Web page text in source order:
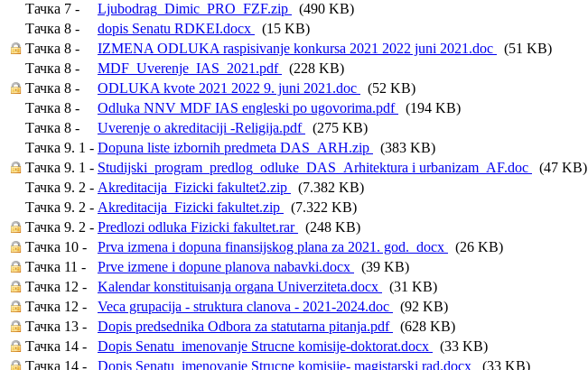
Тачка 7 -
Ljubodrag_Dimic_PRO_FZF.zip
(490 KB)
Тачка 8 -
dopis Senatu RDKEI.docx
(15 KB)
Тачка 8 -
IZMENA ODLUKA raspisivanje konkursa 2021 2022 juni 2021.doc
(51 KB)
Тачка 8 -
MDF_Uverenje_IAS_2021.pdf
(228 KB)
Тачка 8 -
ODLUKA kvote 2021 2022 9. juni 2021.doc
(52 KB)
Тачка 8 -
Odluka NNV MDF IAS engleski po ugovorima.pdf
(194 KB)
Тачка 8 -
Uverenje o akreditaciji -Religija.pdf
(275 KB)
Тачка 9. 1 - Dopuna liste izbornih predmeta DAS_ARH.zip
(383 KB)
Тачка 9. 1 - Studijski_program_predlog_odluke_DAS_Arhitektura i urbanizam_AF.doc
(47 KB)
Тачка 9. 2 - Akreditacija_Fizicki fakultet2.zip
(7.382 KB)
Тачка 9. 2 - Akreditacija_Fizicki fakultet.zip
(7.322 KB)
Тачка 9. 2 - Predlozi odluka Fizicki fakultet.rar
(248 KB)
Тачка 10 -
Prva izmena i dopuna finansijskog plana za 2021. god._docx
(26 KB)
Тачка 11 -
Prve izmene i dopune planova nabavki.docx
(39 KB)
Тачка 12 -
Kalendar konstituisanja organa Univerziteta.docx
(31 KB)
Тачка 12 -
Veca grupacija - struktura clanova - 2021-2024.doc
(92 KB)
Тачка 13 -
Dopis predsednika Odbora za statutarna pitanja.pdf
(628 KB)
Тачка 14 -
Dopis Senatu_imenovanje Strucne komisije-doktorat.docx
(33 KB)
Тачка 14 -
Dopis Senatu_imenovanje Strucne komisije- magistarski rad.docx (33 KB)